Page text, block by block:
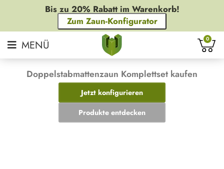
Bis zu 20% Rabatt im Warenkorb!
Zum Zaun-Konfigurator
0
Doppelstabmattenzaun Komplettset kaufen
Jetzt konfigurieren
Produkte entdecken